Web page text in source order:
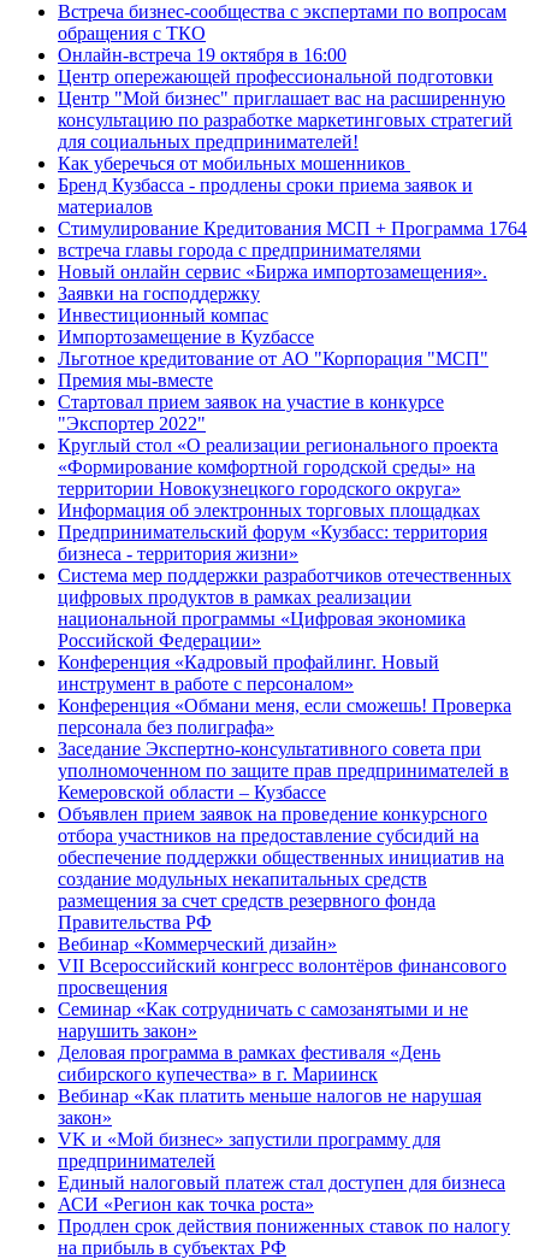
Встреча бизнес-сообщества с экспертами по вопросам
обращения с ТКО
Онлайн-встреча 19 октября в 16:00
Центр опережающей профессиональной подготовки
Центр "Мой бизнес" приглашает вас на расширенную
консультацию по разработке маркетинговых стратегий
для социальных предпринимателей!
Как уберечься от мобильных мошенников
Бренд Кузбасса - продлены сроки приема заявок и
материалов
Стимулирование Кредитования МСП + Программа 1764
встреча главы города с предпринимателями
Новый онлайн сервис «Биржа импортозамещения».
Заявки на господдержку
Инвестиционный компас
Импортозамещение в Куzбассе
Льготное кредитование от АО "Корпорация "МСП"
Премия мы-вместе
Стартовал прием заявок на участие в конкурсе
"Экспортер 2022"
Круглый стол «О реализации регионального проекта
«Формирование комфортной городской среды» на
территории Новокузнецкого городского округа»
Информация об электронных торговых площадках
Предпринимательский форум «Кузбасс: территория
бизнеса - территория жизни»
Система мер поддержки разработчиков отечественных
цифровых продуктов в рамках реализации
национальной программы «Цифровая экономика
Российской Федерации»
Конференция «Кадровый профайлинг. Новый
инструмент в работе с персоналом»
Конференция «Обмани меня, если сможешь! Проверка
персонала без полиграфа»
Заседание Экспертно-консультативного совета при
уполномоченном по защите прав предпринимателей в
Кемеровской области – Кузбассе
Объявлен прием заявок на проведение конкурсного
отбора участников на предоставление субсидий на
обеспечение поддержки общественных инициатив на
создание модульных некапитальных средств
размещения за счет средств резервного фонда
Правительства РФ
Вебинар «Коммерческий дизайн»
VII Всероссийский конгресс волонтёров финансового
просвещения
Семинар «Как сотрудничать с самозанятыми и не
нарушить закон»
Деловая программа в рамках фестиваля «День
сибирского купечества» в г. Мариинск
Вебинар «Как платить меньше налогов не нарушая
закон»
VK и «Мой бизнес» запустили программу для
предпринимателей
Единый налоговый платеж стал доступен для бизнеса
АСИ «Регион как точка роста»
Продлен срок действия пониженных ставок по налогу
на прибыль в субъектах РФ